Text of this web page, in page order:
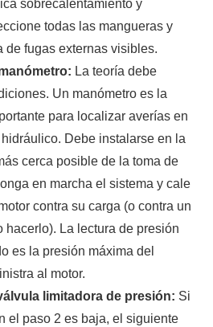
sobrecalentamiento y
todas las mangueras y
de fugas externas visibles.
La teoría debe
Un manómetro es la
para localizar averías en
Debe instalarse en la
cerca posible de la toma de
en marcha el sistema y cale
contra su carga (o contra un
hacerlo). La lectura de presión
es la presión máxima del
al motor.
limitadora de presión: Si
el paso 2 es baja, el siguiente